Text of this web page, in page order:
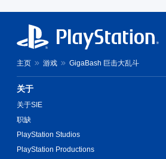
主页 游戏 GigaBash 巨击大乱斗
关于
关于SIE
职缺
PlayStation Studios
PlayStation Productions